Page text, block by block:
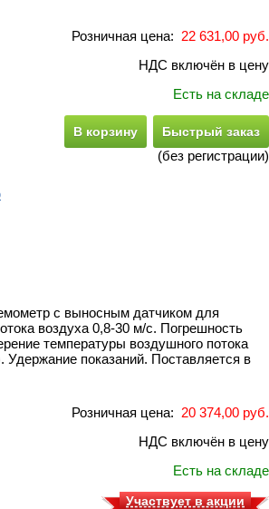
Розничная цена: 22 631,00 руб.
НДС включён в цену
Есть на складе
В корзину Быстрый заказ
(без регистрации)
с выносным датчиком для
воздуха 0,8-30 м/с. Погрешность
температуры воздушного потока
Удержание показаний. Поставляется в
Розничная цена: 20 374,00 руб.
НДС включён в цену
Есть на складе
Участвует в акции